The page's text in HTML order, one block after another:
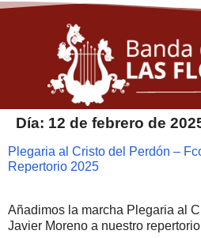
Día: 12 de febrero de
Plegaria al Cristo del Perdón –
Repertorio 2025
Añadimos la marcha Plegaria al
Javier Moreno a nuestro